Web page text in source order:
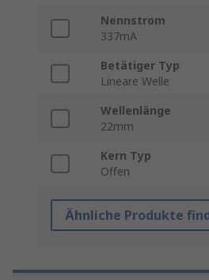
Nennstrom
337mA
Betätiger Typ
Lineare Welle
Wellenlänge
22mm
Kern Typ
Offen
Ähnliche Produkte